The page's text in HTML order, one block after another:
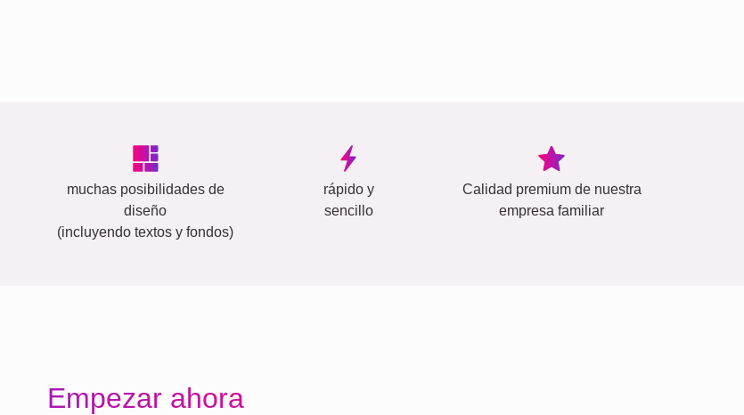
muchas posibilidades de
diseño
(incluyendo textos y fondos)
rápido y
sencillo
Calidad premium de nuestra
empresa familiar
Empezar ahora